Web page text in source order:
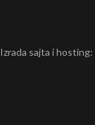
Izrada sajta i hosting: